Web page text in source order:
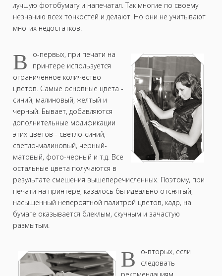
лучшую фотобумагу и напечатал. Так многие по своему
незнанию всех тонкостей и делают. Но они не учитывают
многих недостатков.
В
о-первых, при печати на
принтере используется
ограниченное количество
цветов. Самые основные цвета -
синий, малиновый, желтый и
черный. Бывает, добавляются
дополнительные модификации
этих цветов - светло-синий,
светло-малиновый, черный-
матовый, фото-черный и т.д. Все
остальные цвета получаются в
результате смешения вышеперечисленных. Поэтому, при
печати на принтере, казалось бы идеально отснятый,
насыщенный невероятной палитрой цветов, кадр, на
бумаге оказывается блеклым, скучным и зачастую
размытым.
В
о-вторых, если
следовать